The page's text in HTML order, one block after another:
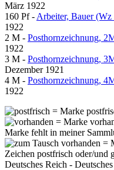
März 1922
160 Pf - Arbeiter, Bauer
1922
2 M - Posthornzeichnung,
1922
3 M - Posthornzeichnung,
Dezember 1921
4 M - Posthornzeichnung,
1922
= Marke
= Marke
Marke fehlt in meiner
=
Zeichen postfrisch oder/und
Deutsches Reich -